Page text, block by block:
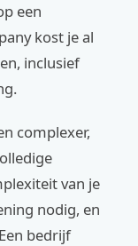
een
kost je al
inclusief
complexer,
van je
nodig, en
bedrijf